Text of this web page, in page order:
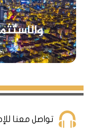
تواصل معنا